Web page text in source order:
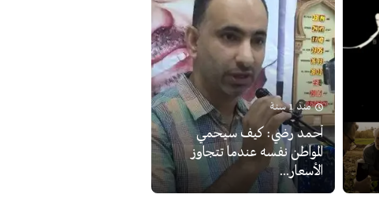
منذ 1 سنة
أحمد رضي: كيف سيحمي
المواطن نفسه عندما تتجاوز
الأسعار...